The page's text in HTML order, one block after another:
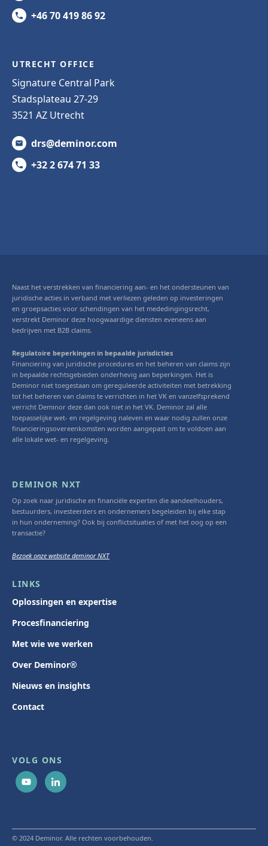
+46 70 419 86 92
UTRECHT OFFICE
Signature Central Park
Stadsplateau 27-29
3521 AZ Utrecht
drs@deminor.com
+32 2 674 71 33
Naast het verstrekken van financiering aan- en het ondersteunen van
juridische acties in verband met verliezen geleden op investeringen
en groepsacties voor schendingen van het mededingingsrecht,
verstrekt Deminor deze hoogwaardige diensten eveneens aan
bedrijven met B2B claims.
Regulatoire beperkingen in bepaalde jurisdicties
Financiering van juridische procedures en het beheren van claims zijn
in bepaalde rechtsgebieden onderhevig aan beperkingen. Het is
Deminor niet toegestaan om gereguleerde activiteiten met betrekking
tot het beheren van claims te verrichten in het VK en vanzelfsprekend
verricht Deminor deze dan ook niet in het VK. Deminor zal alle
toepasselijke wet- en regelgeving naleven en waar nodig zullen onze
financieringsovereenkomsten worden aangepast om te voldoen aan
alle lokale wet- en regelgeving.
DEMINOR NXT
Op zoek naar juridische en financiële experten die aandeelhouders,
bestuurders, investeerders en ondernemers begeleiden bij elke stap
in hun onderneming? Ook bij conflictsituaties of met het oog op een
transactie?
Bezoek onze website deminor NXT
LINKS
Oplossingen en expertise
Procesfinanciering
Met wie we werken
Over Deminor®
Nieuws en insights
Contact
VOLG ONS
© 2024 Deminor. Alle rechten voorbehouden.